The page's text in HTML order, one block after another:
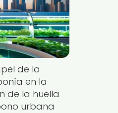
de la
en la
de la huella
urbana